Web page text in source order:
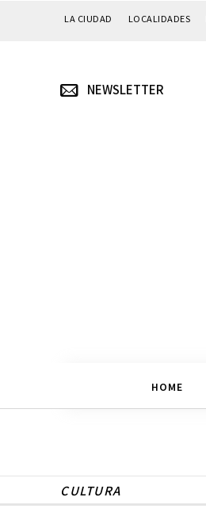
LA CIUDAD LOCALIDADES
NEWSLETTER
HOME
CULTURA